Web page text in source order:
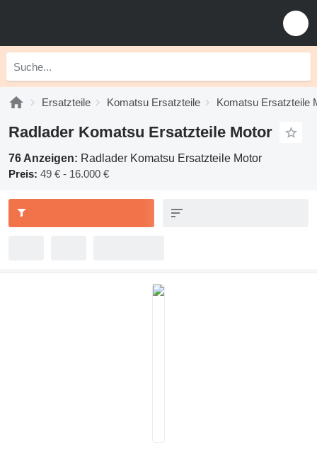
Ersatzteile Komatsu Ersatzteile Komatsu Ersatzteile
Radlader Komatsu Ersatzteile Motor
76 Anzeigen: Radlader Komatsu Ersatzteile Motor
Preis: 49 € - 16.000 €